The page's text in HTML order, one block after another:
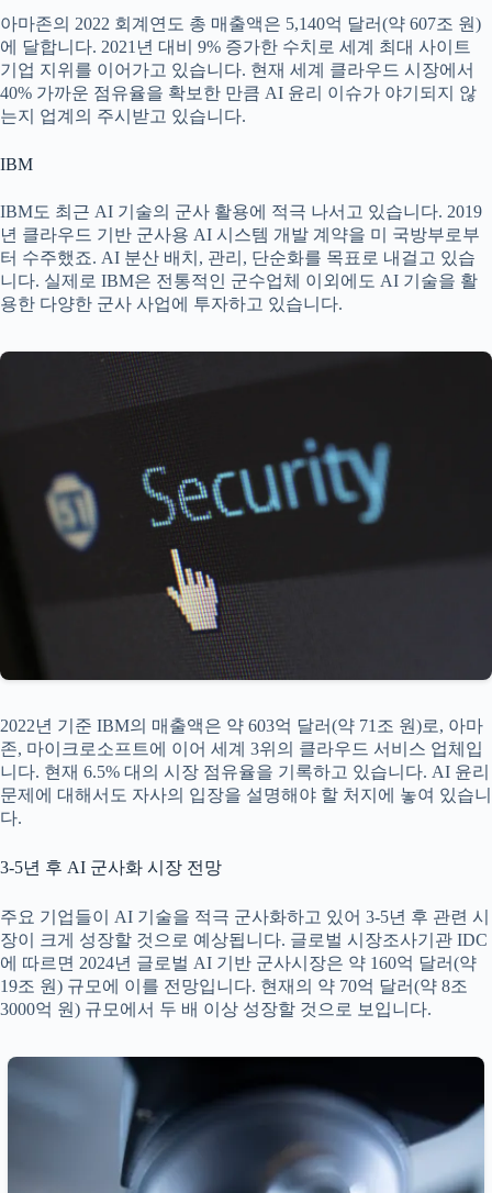
아마존의 2022 회계연도 총 매출액은 5,140억 달러(약 607조 원)
에 달합니다. 2021년 대비 9% 증가한 수치로 세계 최대 사이트
기업 지위를 이어가고 있습니다. 현재 세계 클라우드 시장에서
40% 가까운 점유율을 확보한 만큼 AI 윤리 이슈가 야기되지 않
는지 업계의 주시받고 있습니다.
IBM
IBM도 최근 AI 기술의 군사 활용에 적극 나서고 있습니다. 2019
년 클라우드 기반 군사용 AI 시스템 개발 계약을 미 국방부로부
터 수주했죠. AI 분산 배치, 관리, 단순화를 목표로 내걸고 있습
니다. 실제로 IBM은 전통적인 군수업체 이외에도 AI 기술을 활
용한 다양한 군사 사업에 투자하고 있습니다.
2022년 기준 IBM의 매출액은 약 603억 달러(약 71조 원)로, 아마
존, 마이크로소프트에 이어 세계 3위의 클라우드 서비스 업체입
니다. 현재 6.5% 대의 시장 점유율을 기록하고 있습니다. AI 윤리
문제에 대해서도 자사의 입장을 설명해야 할 처지에 놓여 있습니
다.
3-5년 후 AI 군사화 시장 전망
주요 기업들이 AI 기술을 적극 군사화하고 있어 3-5년 후 관련 시
장이 크게 성장할 것으로 예상됩니다. 글로벌 시장조사기관 IDC
에 따르면 2024년 글로벌 AI 기반 군사시장은 약 160억 달러(약
19조 원) 규모에 이를 전망입니다. 현재의 약 70억 달러(약 8조
3000억 원) 규모에서 두 배 이상 성장할 것으로 보입니다.